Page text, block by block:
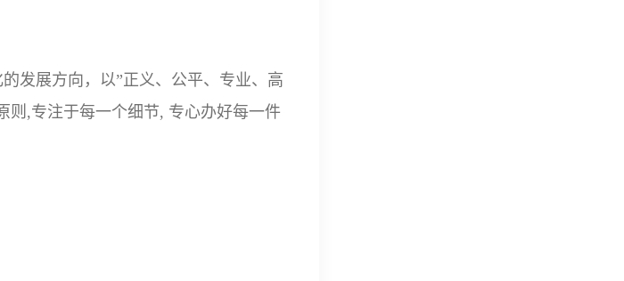
发展方向，以”正义、公平、专业、高
则,专注于每一个细节, 专心办好每一件